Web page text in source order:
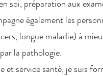
soi, préparation aux
également les
longue maladie) à
la pathologie.
et service santé, je suis